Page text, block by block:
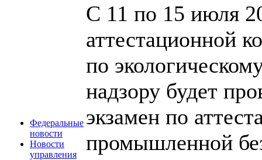
Федеральные
новости
Новости
управления
С 11 по 15 июля
аттестационной
по
надзору будет
экзамен по
промышленной